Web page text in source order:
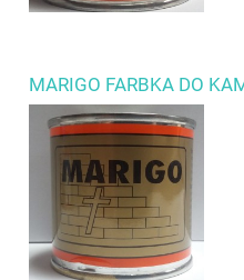
MARIGO FARBKA DO